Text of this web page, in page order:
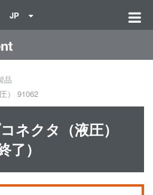
JP
品
） 91062
ネクタ（液圧）
了）